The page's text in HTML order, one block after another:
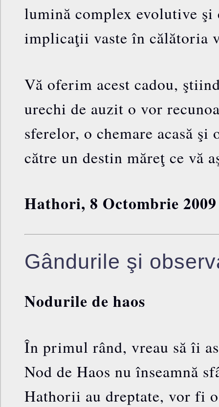
lumină complex evolutive şi
implicaţii vaste în călătoria
Vă oferim acest cadou,
urechi de auzit o vor
sferelor, o chemare acasă
către un destin măreţ ce vă
Hathori, 8 Octombrie 2009
Gândurile şi
Nodurile de haos
În primul rând, vreau să îi
Nod de Haos nu înseamnă
Hathorii au dreptate, vor fi o